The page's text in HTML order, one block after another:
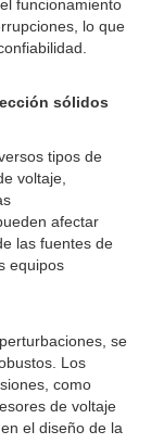
funcionamiento
lo que
sólidos
tipos de
voltaje,
afectar
las fuentes de
equipos
se
Los
como
de voltaje
el diseño de la